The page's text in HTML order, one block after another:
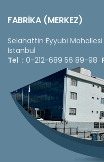
FABRİKA (MERKEZ)
Selahattin Eyyubi Mahallesi
İstanbul
Tel : 0-212-689 56 89-98